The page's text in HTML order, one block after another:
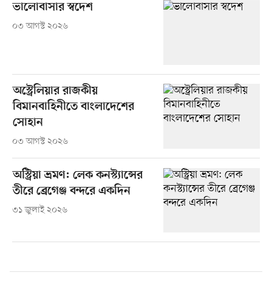
ভালোবাসার স্বদেশ
০৩ আগস্ট ২০২৬
অস্ট্রেলিয়ার রাজকীয়
বিমানবাহিনীতে বাংলাদেশের
সোহান
০৩ আগস্ট ২০২৬
অস্ট্রিয়া ভ্রমণ: লেক কনস্ট্যান্সের
তীরে ব্রেগেঞ্জ বন্দরে একদিন
৩১ জুলাই ২০২৬